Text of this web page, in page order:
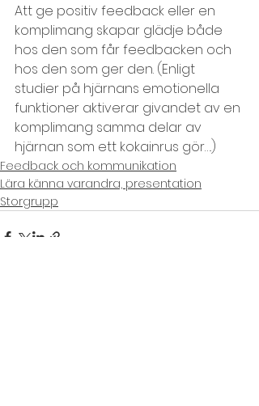
Att ge positiv feedback eller en
komplimang skapar glädje både
hos den som får feedbacken och
hos den som ger den. (Enligt
studier på hjärnans emotionella
funktioner aktiverar givandet av en
komplimang samma delar av
hjärnan som ett kokainrus gör….)
Feedback och kommunikation
Lära känna varandra, presentation
Storgrupp